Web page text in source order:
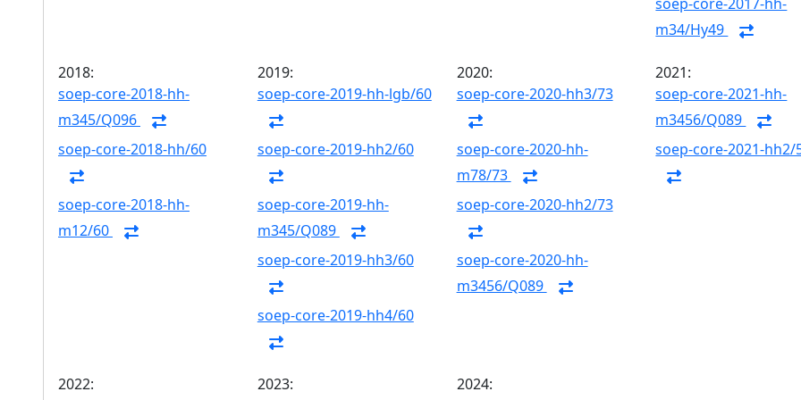
m34/Hy49
2018:
soep-core-2018-hh-
m345/Q096
soep-core-2018-hh/60
soep-core-2018-hh-
m12/60
2019:
soep-core-2019-hh-lgb/60
soep-core-2019-hh2/60
soep-core-2019-hh-
m345/Q089
soep-core-2019-hh3/60
soep-core-2019-hh4/60
2020:
soep-core-2020-hh3/73
soep-core-2020-hh-
m78/73
soep-core-2020-hh2/73
soep-core-2020-hh-
m3456/Q089
2021:
soep-core-2021-hh-
m3456/Q089
soep-core-2021-hh2/
2022:
2023:
2024: